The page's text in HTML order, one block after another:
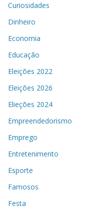
Curiosidades
Dinheiro
Economia
Educação
Eleições 2022
Eleições 2026
Elieções 2024
Empreendedorismo
Emprego
Entretenimento
Esporte
Famosos
Festa